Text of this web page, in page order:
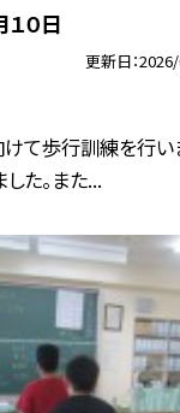
０日
更新日
て歩行訓練を行い
た。また...